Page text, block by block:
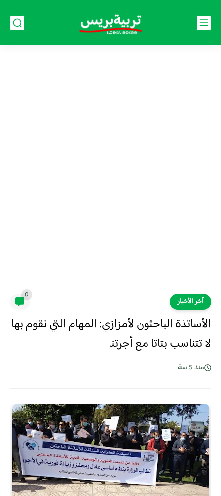
آخر الأخبار
0
الأساتذة الباحثون لأمزازي: المهام التي نقوم بها
لا تتناسب بتاتا مع أجرتنا
منذ 5 سنة